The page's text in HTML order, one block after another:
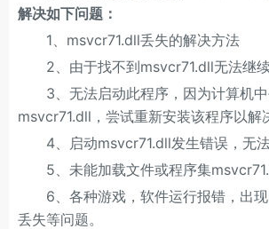
解决如下问题：
1、msvcr71.dll丢失的解决方法
2、由于找不到msvcr71.dll无法继
3、无法启动此程序，因为计算机中
msvcr71.dll，尝试重新安装该程序以解
4、启动msvcr71.dll发生错误，无
5、未能加载文件或程序集
6、各种游戏，软件运行报错，出
丢失等问题。